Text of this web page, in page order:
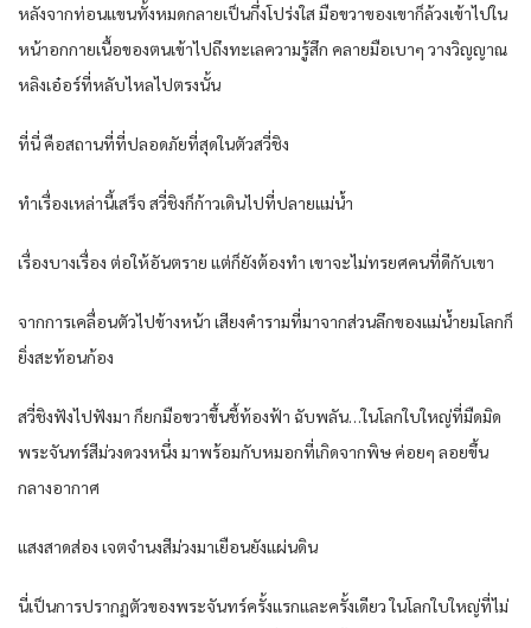
หลังจากท่อนแขนทั้งหมดกลายเป็นกึ่งโปร่งใส มือขวาของเขาก็ล้วงเข้าไปใน
หน้าอกกายเนื้อของตนเข้าไปถึงทะเลความรู้สึก คลายมือเบาๆ วางวิญญาณ
หลิงเอ๋อร์ที่หลับไหลไปตรงนั้น
ที่นี่ คือสถานที่ที่ปลอดภัยที่สุดในตัวสวี่ชิง
ทำเรื่องเหล่านี้เสร็จ สวี่ชิงก็ก้าวเดินไปที่ปลายแม่น้ำ
เรื่องบางเรื่อง ต่อให้อันตราย แต่ก็ยังต้องทำ เขาจะไม่ทรยศคนที่ดีกับเขา
จากการเคลื่อนตัวไปข้างหน้า เสียงคำรามที่มาจากส่วนลึกของแม่น้ำยมโลกก็
ยิ่งสะท้อนก้อง
สวี่ชิงฟังไปฟังมา ก็ยกมือขวาขึ้นชี้ท้องฟ้า ฉับพลัน…ในโลกใบใหญ่ที่มืดมิด
พระจันทร์สีม่วงดวงหนึ่ง มาพร้อมกับหมอกที่เกิดจากพิษ ค่อยๆ ลอยขึ้น
กลางอากาศ
แสงสาดส่อง เจตจำนงสีม่วงมาเยือนยังแผ่นดิน
นี่เป็นการปรากฏตัวของพระจันทร์ครั้งแรกและครั้งเดียว ในโลกใบใหญ่ที่ไม่